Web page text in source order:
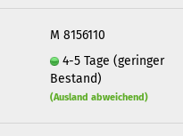
M 8156110
4-5 Tage (geringer
Bestand)
(Ausland abweichend)